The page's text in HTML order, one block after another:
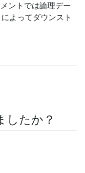
ントでは論理デー
よってダウンスト
したか？